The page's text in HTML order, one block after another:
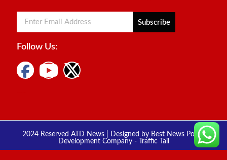
Subscribe
Follow Us:
2024 Reserved ATD News | Designed by Best News Portal
Development Company- Traffic Tail